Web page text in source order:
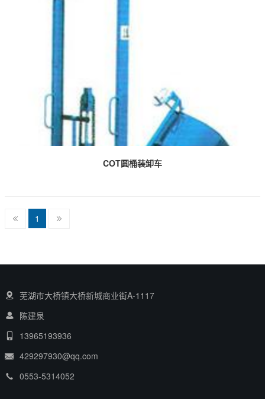
COT圆桶装卸车
1
芜湖市大桥镇大桥新城商业街A-1117
陈建泉
13965193936
429297930@qq.com
0553-5314052